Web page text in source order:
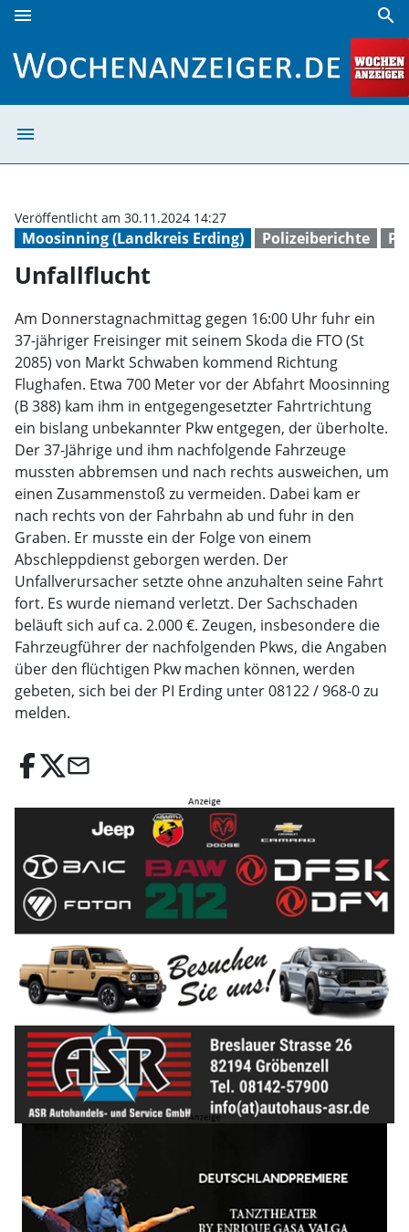
menu search
menu
Moosinning (Landkreis Erding) Polizeiberichte
Veröffentlicht am 30.11.2024 14:27
Unfallflucht
Am Donnerstagnachmittag gegen 16:00 Uhr fuhr ein
37-jähriger Freisinger mit seinem Skoda die FTO (St
2085) von Markt Schwaben kommend Richtung
Flughafen. Etwa 700 Meter vor der Abfahrt Moosinning
(B 388) kam ihm in entgegengesetzter Fahrtrichtung
ein bislang unbekannter Pkw entgegen, der überholte.
Der 37-Jährige und ihm nachfolgende Fahrzeuge
mussten abbremsen und nach rechts ausweichen, um
einen Zusammenstoß zu vermeiden. Dabei kam er
nach rechts von der Fahrbahn ab und fuhr in den
Graben. Er musste ein der Folge von einem
Abschleppdienst geborgen werden. Der
Unfallverursacher setzte ohne anzuhalten seine Fahrt
fort. Es wurde niemand verletzt. Der Sachschaden
beläuft sich auf ca. 2.000 €. Zeugen, insbesondere die
Fahrzeugführer der nachfolgenden Pkws, die Angaben
über den flüchtigen Pkw machen können, werden
gebeten, sich bei der PI Erding unter 08122 / 968-0 zu
melden.
email